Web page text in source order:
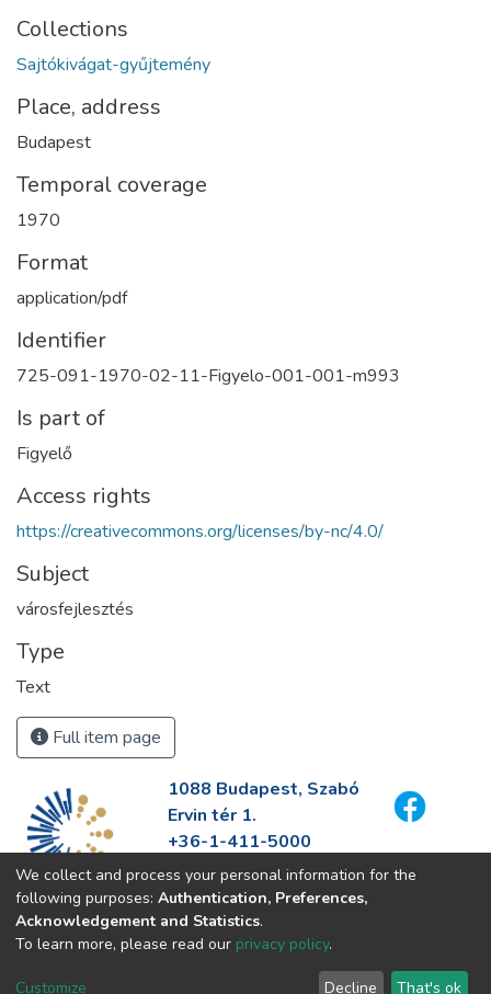
Collections
Sajtókivágat-gyűjtemény
Place, address
Budapest
Temporal coverage
1970
Format
application/pdf
Identifier
725-091-1970-02-11-Figyelo-001-001-m993
Is part of
Figyelő
Access rights
https://creativecommons.org/licenses/by-nc/4.0/
Subject
városfejlesztés
Type
Text
Full item page
1088 Budapest, Szabó
Ervin tér 1.
+36-1-411-5000
info@fszek.hu
https://fszek.hu
We collect and process your personal information for the
following purposes: Authentication, Preferences,
Acknowledgement and Statistics.
To learn more, please read our privacy policy.
Customize Decline That's ok